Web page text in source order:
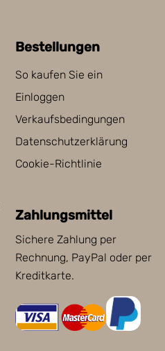
Bestellungen
So kaufen Sie ein
Einloggen
Verkaufsbedingungen
Datenschutzerklärung
Cookie-Richtlinie
Zahlungsmittel
Sichere Zahlung per
Rechnung, PayPal oder per
Kreditkarte.